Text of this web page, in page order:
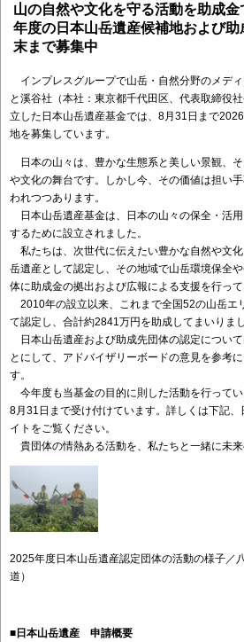
山の自然や文化を守る活動を助成
年度の日本山岳遺産候補地および助
末まで募集中
インプレスグループで山岳・自然分野のメデ
と溪谷社（本社：東京都千代田区、代表取締役
立した日本山岳遺産基金では、8月31日まで
地を募集しています。
日本の山々は、豊かな生態系と美しい景観、
や文化の舞台です。しかし今、その価値は担い
われつつあります。
日本山岳遺産基金は、日本の山々の保全・活
するために設立されました。
私たちは、次世代に伝えたい豊かな自然や文
岳遺産として認定し、その地域で山岳環境保全
体に助成金の拠出および広報による支援を行って
2010年の設立以来、これまで全国52の山岳エ
て認定し、合計約2841万円を助成してまいりまし
日本山岳遺産および助成先団体の認定につい
とにして、アドバイザリーボードの意見を参考
す。
今年度も当基金の目的に則した活動を行ってい
8月31日まで受け付けています。詳しくは下記
イトをご覧ください。
貴団体の情熱ある活動を、私たちと一緒に未来
2025年度日本山岳遺産認定団体の活動の様子／
道）
■日本山岳遺産 申請概要